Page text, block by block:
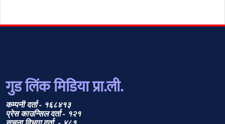
गुड लिंक मिडिया प्रा.ली.
कम्पनी दर्ता - १६८४१३
प्रेस काउन्सिल दर्ता - १२१